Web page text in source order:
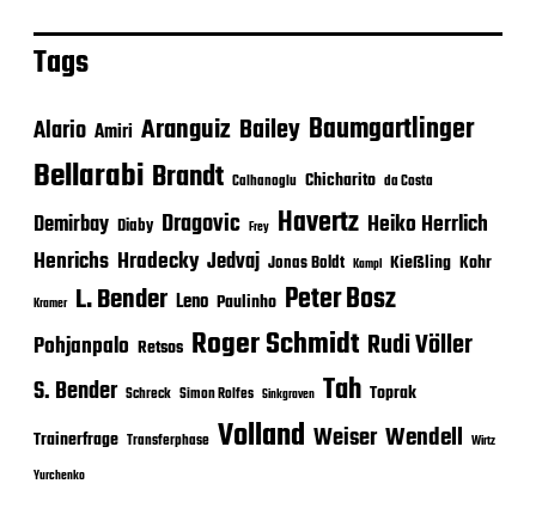
Tags
Alario Amiri Aranguiz Bailey Baumgartlinger
Bellarabi Brandt Calhanoglu Chicharito da Costa
Demirbay Diaby Dragovic Frey Havertz Heiko Herrlich
Henrichs Hradecky Jedvaj Jonas Boldt Kampl Kießling Kohr
Kramer L. Bender Leno Paulinho Peter Bosz
Pohjanpalo Retsos Roger Schmidt Rudi Völler
S. Bender Schreck Simon Rolfes Sinkgraven Tah Toprak
Trainerfrage Transferphase Volland Weiser Wendell Wirtz
Yurchenko